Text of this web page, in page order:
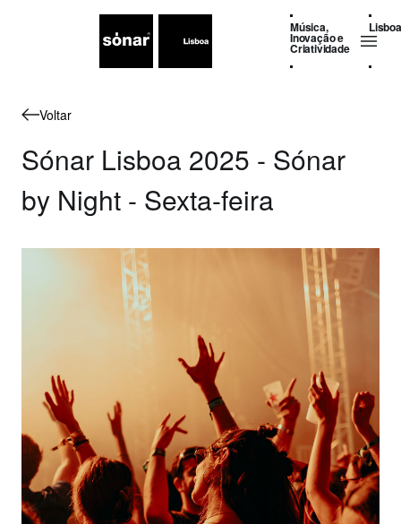
Música,
Inovação e
Criatividade
Lisboa
Voltar
Sónar Lisboa 2025 - Sónar
by Night - Sexta-feira